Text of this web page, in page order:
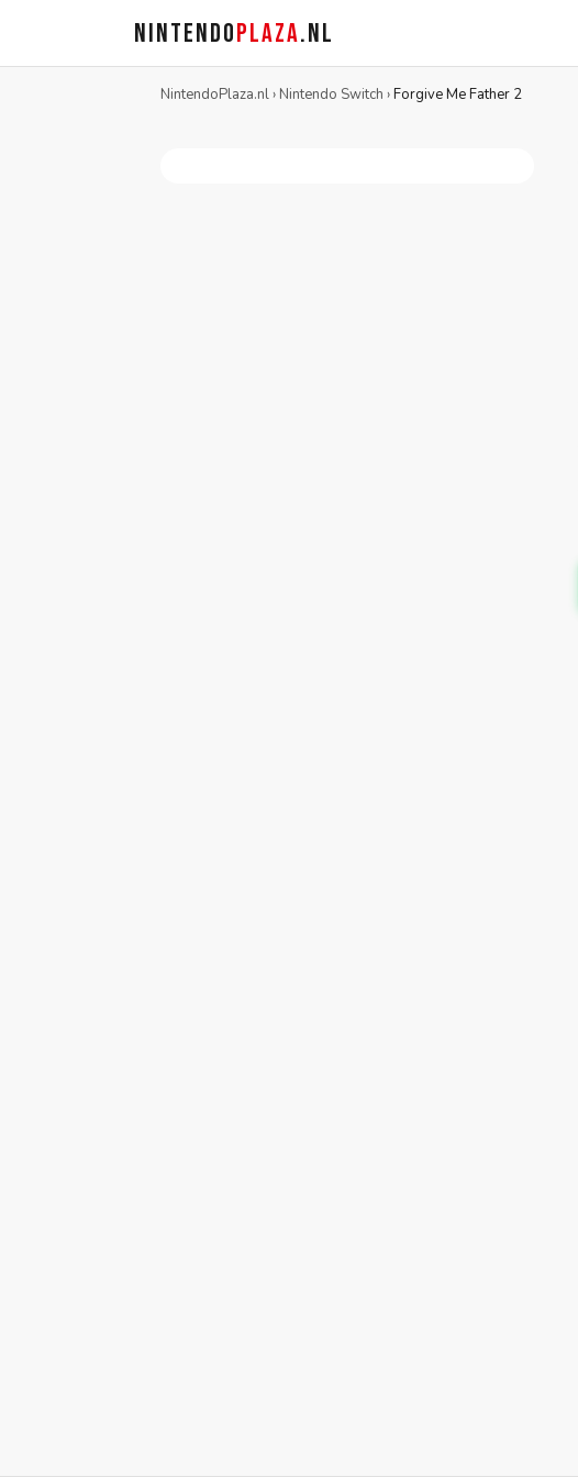
NINTENDOPLAZA.NL
NintendoPlaza.nl› Nintendo Switch ›Forgive Me Father 2